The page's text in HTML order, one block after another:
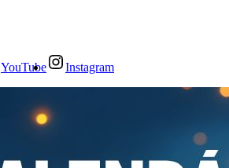
YouTube Instagram